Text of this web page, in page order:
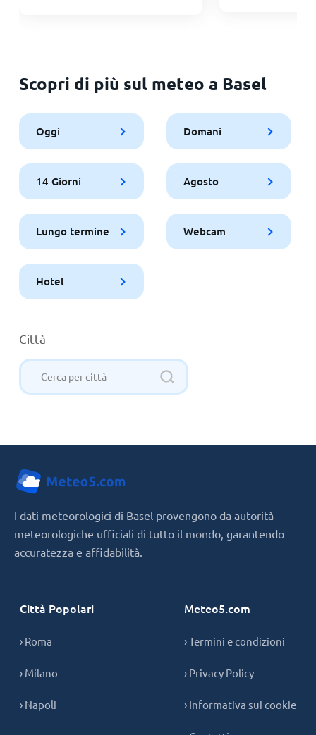
Scopri di più sul meteo a Basel
Oggi Domani
14 Giorni Agosto
Lungo termine Webcam
Hotel
Città
I dati meteorologici di Basel provengono da autorità
meteorologiche ufficiali di tutto il mondo, garantendo
accuratezza e affidabilità.
Città Popolari
› Roma
› Milano
› Napoli
Meteo5.com
› Termini e condizioni
› Privacy Policy
› Informativa sui cookie